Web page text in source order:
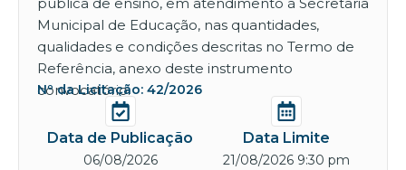
pública de ensino, em atendimento à Secretaria
Municipal de Educação, nas quantidades,
qualidades e condições descritas no Termo de
Referência, anexo deste instrumento
convocatório.
Nº da Licitação: 42/2026
Data de Publicação
06/08/2026
Data Limite
21/08/2026 9:30 pm